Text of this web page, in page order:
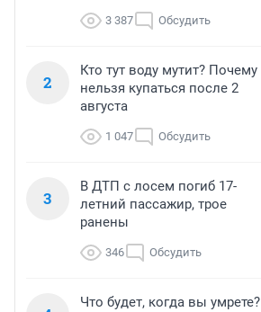
3 387 Обсудить
2
Кто тут воду мутит? Почему
нельзя купаться после 2
августа
1 047 Обсудить
3
В ДТП с лосем погиб 17-
летний пассажир, трое
ранены
346 Обсудить
Что будет, когда вы умрете?